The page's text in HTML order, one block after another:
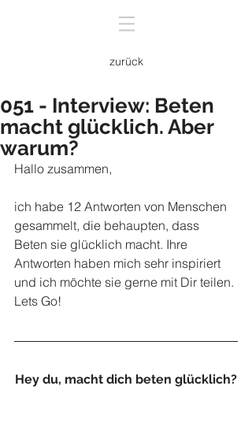
zurück
051 - Interview: Beten
macht glücklich. Aber
warum?
Hallo zusammen,
ich habe 12 Antworten von Menschen
gesammelt, die behaupten, dass
Beten sie glücklich macht. Ihre
Antworten haben mich sehr inspiriert
und ich möchte sie gerne mit Dir teilen.
Lets Go!
Hey du, macht dich beten glücklich?